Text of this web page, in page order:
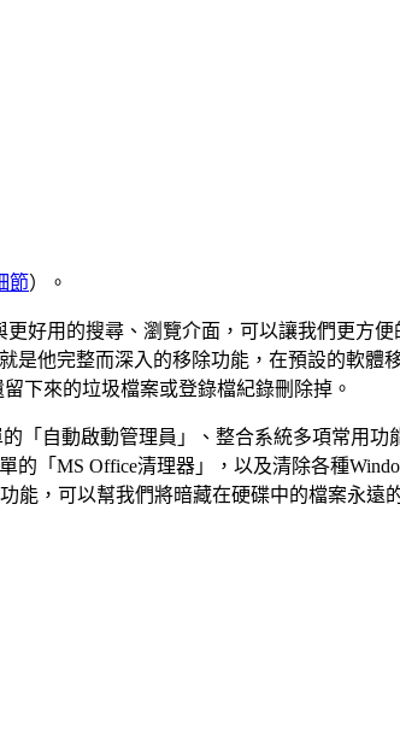
節）。
好用的搜尋、瀏覽介面，可以讓我們更方
是他完整而深入的移除功能，在預設的軟
下來的垃圾檔案或登錄檔紀錄刪除掉。
「自動啟動管理員」、整合系統多項常用
的「MS Office清理器」，以及清除各種
能，可以幫我們將暗藏在硬碟中的檔案永遠